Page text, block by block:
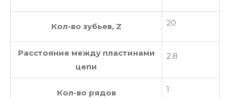
Кол-во зубьев, Z 20
Расстояние между пластинами
цепи
2.8
Кол-во рядов 1